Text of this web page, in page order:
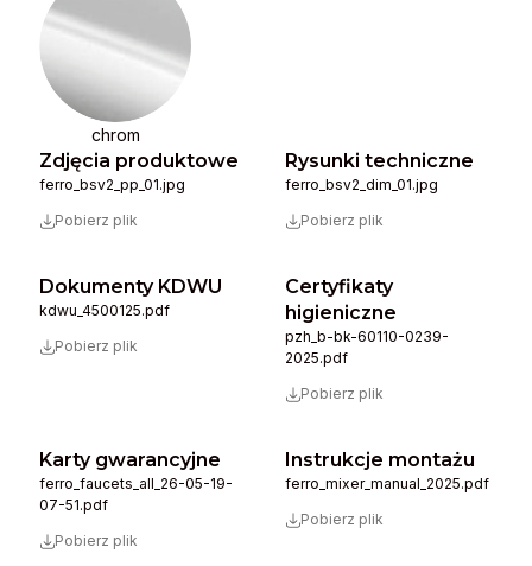
chrom
Zdjęcia produktowe
ferro_bsv2_pp_01.jpg
Pobierz plik
Rysunki techniczne
ferro_bsv2_dim_01.jpg
Pobierz plik
Dokumenty KDWU
kdwu_4500125.pdf
Pobierz plik
Certyfikaty
higieniczne
pzh_b-bk-60110-0239-
2025.pdf
Pobierz plik
Karty gwarancyjne
ferro_faucets_all_26-05-19-
07-51.pdf
Pobierz plik
Instrukcje montażu
ferro_mixer_manual_2025.pdf
Pobierz plik